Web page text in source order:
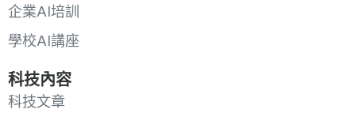
企業AI培訓
學校AI講座
科技內容
科技文章